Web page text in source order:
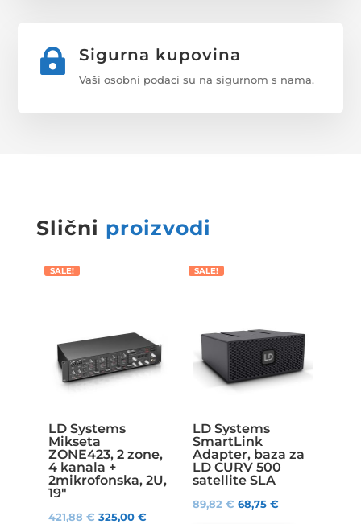
 Sigurna kupovina
Vaši osobni podaci su na sigurnom s nama.
Slični proizvodi
SALE!
LD Systems
Mikseta
ZONE423, 2 zone,
4 kanala +
2mikrofonska, 2U,
19″
421,88€ 325,00 €
SALE!
LD Systems
SmartLink
Adapter, baza za
LD CURV 500
satellite SLA
89,82€ 68,75 €